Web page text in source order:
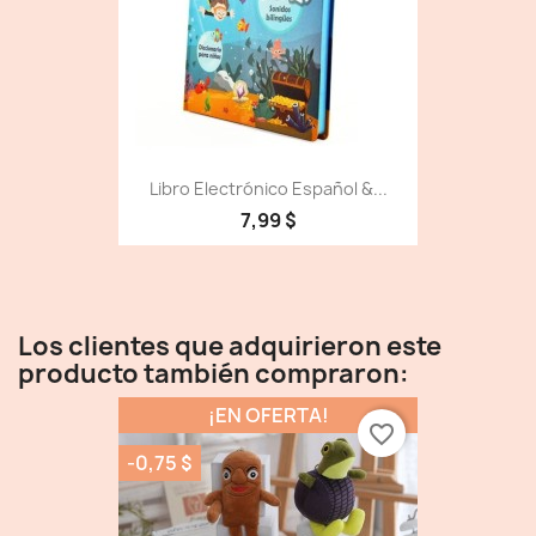
Libro Electrónico Español &...
7,99 $
Los clientes que adquirieron este
producto también compraron:
¡EN OFERTA!
-0,75 $
favorite_border